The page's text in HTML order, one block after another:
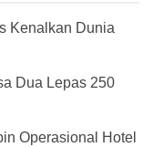
Kenalkan Dunia
Dua Lepas 250
Operasional Hotel